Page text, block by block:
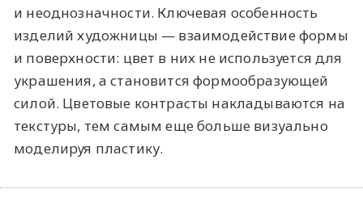
и неоднозначности. Ключевая особенность
изделий художницы — взаимодействие формы
и поверхности: цвет в них не используется для
украшения, а становится формообразующей
силой. Цветовые контрасты накладываются на
текстуры, тем самым еще больше визуально
моделируя пластику.